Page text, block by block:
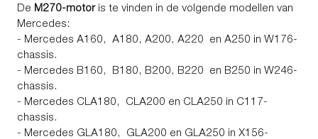
De M270-motoris te vinden in de volgende modellen van
Mercedes:
- Mercedes A160, A180, A200, A220 en A250 in W176-
chassis.
- Mercedes B160, B180, B200, B220 en B250 in W246-
chassis.
- Mercedes CLA180, CLA200 en CLA250 in C117-
chassis.
- Mercedes GLA180, GLA200 en GLA250 in X156-